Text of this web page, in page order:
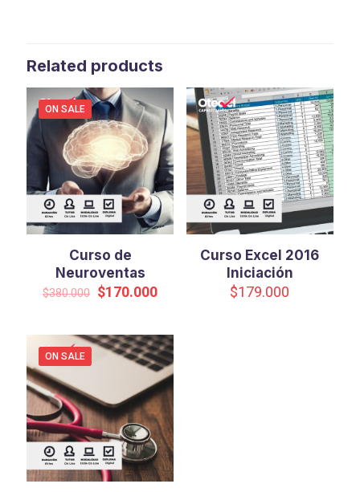
Related products
ON SALE
Curso de
Neuroventas
$380.000 Original
$380.000.
$170.000Current
$170.000.
Curso Excel 2016
Iniciación
$179.000
ON SALE